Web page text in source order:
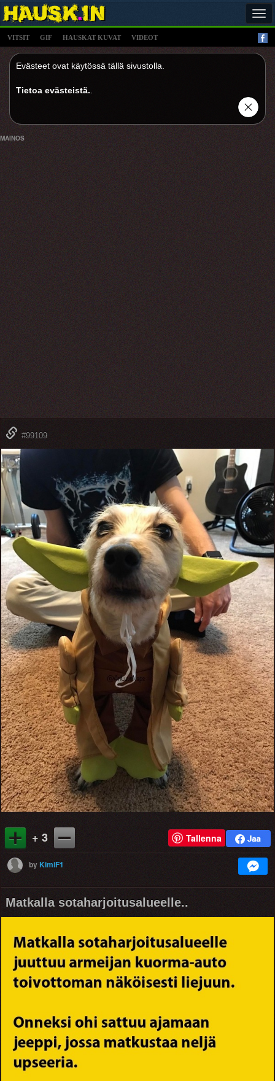
VITSIT GIF HAUSKAT KUVAT VIDEOT
Evästeet ovat käytössä tällä sivustolla.
Tietoa evästeistä.
MAINOS
#99109
+ 3 Tallenna
byKimiF1
Matkalla sotaharjoitusalueelle..